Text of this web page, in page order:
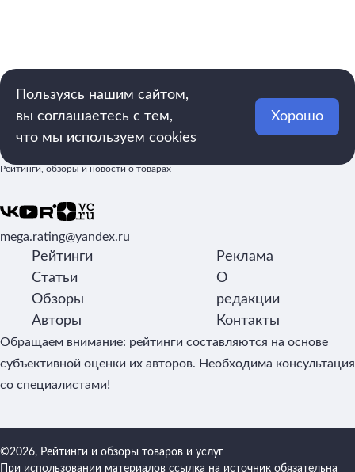
Рейтинги, обзоры и новости о товарах
mega.rating@yandex.ru
Рейтинги
Статьи
Обзоры
Авторы
Реклама
О
редакции
Контакты
Обращаем внимание: рейтинги составляются на основе
субъективной оценки их авторов. Необходима консультация
со специалистами!
©2026, Рейтинги и обзоры товаров и услуг
При использовании материалов ссылка на источник обязательна
Пользуясь нашим сайтом,
вы соглашаетесь с тем,
что мы используем cookies
Хорошо